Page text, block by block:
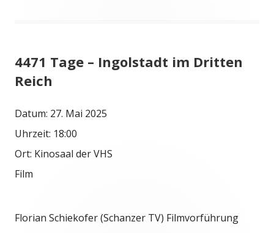
4471 Tage – Ingolstadt im Dritten
Reich
Datum: 27. Mai 2025
Uhrzeit: 18:00
Ort: Kinosaal der VHS
Film
Florian Schiekofer (Schanzer TV) Filmvorführung